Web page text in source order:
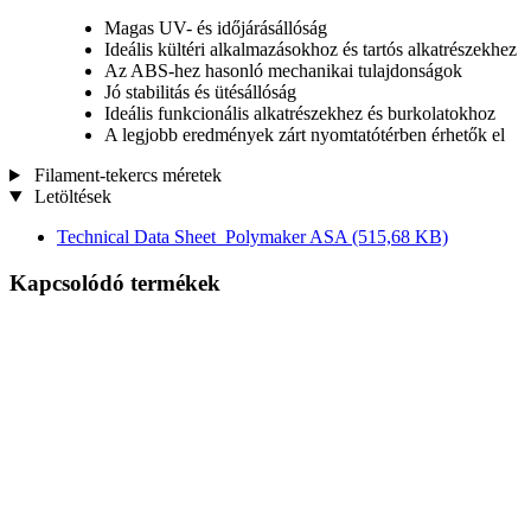
Magas UV- és időjárásállóság
Ideális kültéri alkalmazásokhoz és tartós alkatrészekhez
Az ABS-hez hasonló mechanikai tulajdonságok
Jó stabilitás és ütésállóság
Ideális funkcionális alkatrészekhez és burkolatokhoz
A legjobb eredmények zárt nyomtatótérben érhetők el
Filament-tekercs méretek
Letöltések
Technical Data Sheet_Polymaker ASA (515,68 KB)
Kapcsolódó termékek